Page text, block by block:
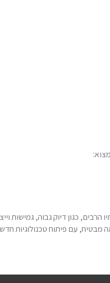
כגון דיוק גבוה, גמישות
מבטיח, עם פיתוח טכנולוגיות